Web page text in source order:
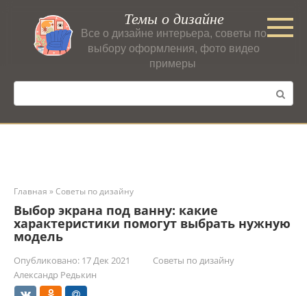
контенту
Темы о дизайне
Все о дизайне интерьера, советы по
выбору оформления, фото видео
примеры
Поиск:
Главная »Советы по дизайну
Выбор экрана под ванну: какие
характеристики помогут выбрать нужную
модель
Опубликовано: 17 Дек 2021
Советы по дизайну
Александр Редькин